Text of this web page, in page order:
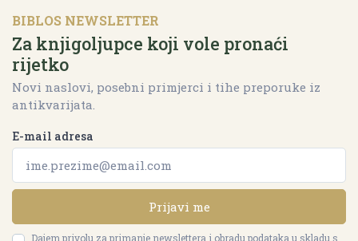
BIBLOS NEWSLETTER
Za knjigoljupce koji vole pronaći
rijetko
Novi naslovi, posebni primjerci i tihe preporuke iz
antikvarijata.
E-mail adresa
Prijavi me
Dajem privolu za primanje newslettera i obradu podataka u skladu s